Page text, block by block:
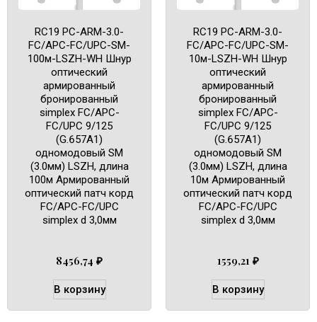
RC19 PC-ARM-3.0-
FC/APC-FC/UPC-SM-
100м-LSZH-WH Шнур
оптический
армированный
бронированный
simplex FC/APC-
FC/UPC 9/125
(G.657A1)
одномодовый SM
(3.0мм) LSZH, длина
100м Армированный
оптический патч корд
FC/APC-FC/UPC
simplex d 3,0мм
8456,74 ₽
В корзину
RC19 PC-ARM-3.0-
FC/APC-FC/UPC-SM-
10м-LSZH-WH Шнур
оптический
армированный
бронированный
simplex FC/APC-
FC/UPC 9/125
(G.657A1)
одномодовый SM
(3.0мм) LSZH, длина
10м Армированный
оптический патч корд
FC/APC-FC/UPC
simplex d 3,0мм
1559,21 ₽
В корзину